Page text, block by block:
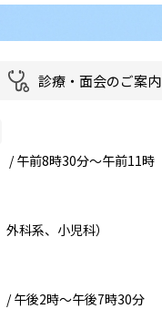
診療・面会のご案内
/ 午前8時30分～午前11時
科系、小児科）
/ 午後2時～午後7時30分